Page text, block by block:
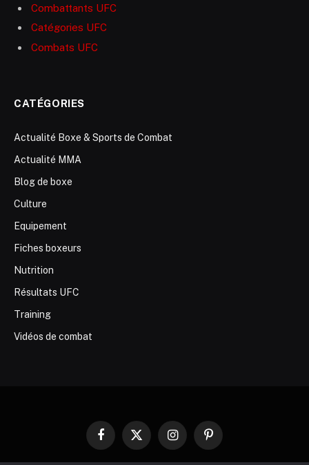
Combattants UFC
Catégories UFC
Combats UFC
CATÉGORIES
Actualité Boxe & Sports de Combat
Actualité MMA
Blog de boxe
Culture
Equipement
Fiches boxeurs
Nutrition
Résultats UFC
Training
Vidéos de combat
Facebook
X
InstagramPinterest